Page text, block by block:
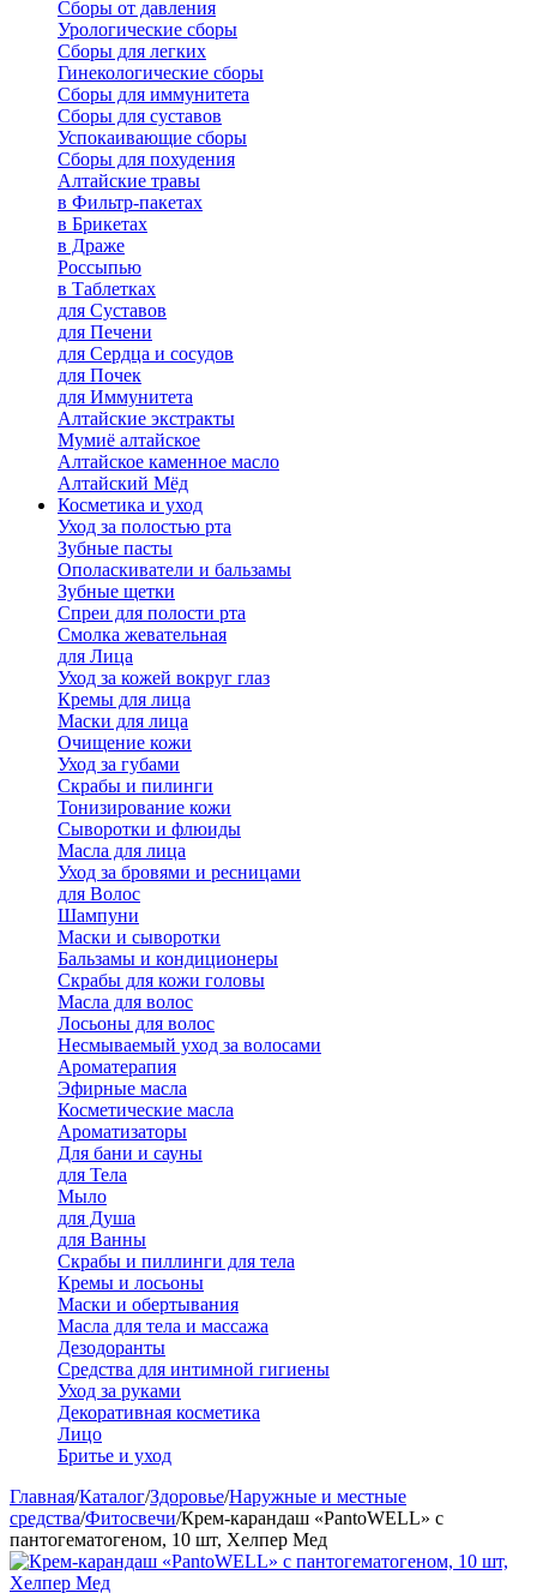
Сборы от давления
Урологические сборы
Сборы для легких
Гинекологические сборы
Сборы для иммунитета
Сборы для суставов
Успокаивающие сборы
Сборы для похудения
Алтайские травы
в Фильтр-пакетах
в Брикетах
в Драже
Россыпью
в Таблетках
для Cуставов
для Печени
для Сердца и сосудов
для Почек
для Иммунитета
Алтайские экстракты
Мумиё алтайское
Алтайское каменное масло
Алтайский Мёд
Косметика и уход
Уход за полостью рта
Зубные пасты
Ополаскиватели и бальзамы
Зубные щетки
Спреи для полости рта
Смолка жевательная
для Лица
Уход за кожей вокруг глаз
Кремы для лица
Маски для лица
Очищение кожи
Уход за губами
Скрабы и пилинги
Тонизирование кожи
Сыворотки и флюиды
Масла для лица
Уход за бровями и ресницами
для Волос
Шампуни
Маски и сыворотки
Бальзамы и кондиционеры
Скрабы для кожи головы
Масла для волос
Лосьоны для волос
Несмываемый уход за волосами
Ароматерапия
Эфирные масла
Косметические масла
Ароматизаторы
Для бани и сауны
для Тела
Мыло
для Душа
для Ванны
Скрабы и пиллинги для тела
Кремы и лосьоны
Маски и обертывания
Масла для тела и массажа
Дезодоранты
Средства для интимной гигиены
Уход за руками
Декоративная косметика
Лицо
Бритье и уход
Главная/Каталог/Здоровье/Наружные и местные
средства/Фитосвечи/Крем-карандаш «PantoWELL» с
пантогематогеном, 10 шт, Хелпер Мед